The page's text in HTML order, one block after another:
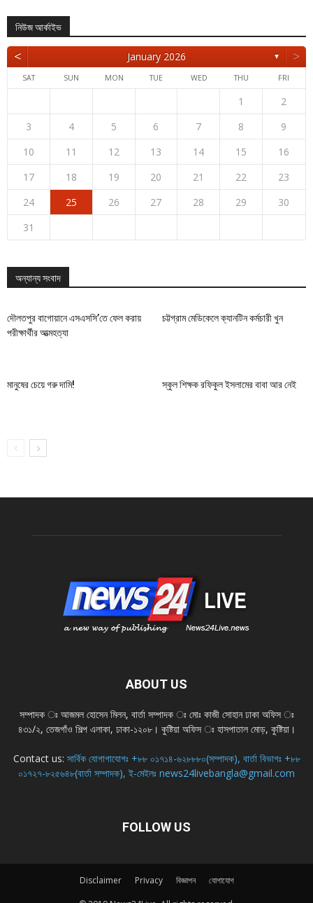
নিউজ আর্কাইভ
< January 2026 ▼ >
SAT SUN MON TUE WED THU FRI
1
2
3
4 5 6 7 8
9
10
11 12 13 14 15
16
17
18 19 20 21 22
23
24
25 26 27 28 29
30
31
অন্যান্য সংবাদ
দৌলতপুর বাগোয়ানে এসএসসি’তে ফেল করায়
পরীক্ষার্থীর আত্মহত্যা
চট্টগ্রাম মেডিকেলে ক্যানটিন কর্মচারী খুন
মানুষের চেয়ে গরু দামি! স্কুল শিক্ষক রফিকুল ইসলামের বাবা আর নেই
ABOUT US
সম্পাদক ঃ আজমল হোসেন মিলন, বার্তা সম্পাদক ঃ মোঃ কাজী সোহান ঢাকা অফিস ঃ
৪৩১/২, তেজগাঁও শিল্প এলাকা, ঢাকা-১২০৮। কুষ্টিয়া অফিস ঃ হাসপাতাল মোড়, কুষ্টিয়া।
Contact us: সার্বিক যোগাগাযোগঃ +৮৮ ০১৭১৪-৬২৮৮৮০(সম্পাদক), বার্তা বিভাগঃ +৮৮
০১৭২৭-৮২৫৬৪৮(বার্তা সম্পাদক), ই-মেইলঃ news24livebangla@gmail.com
FOLLOW US
Disclaimer Privacy বিজ্ঞাপন
যোগাযোগ